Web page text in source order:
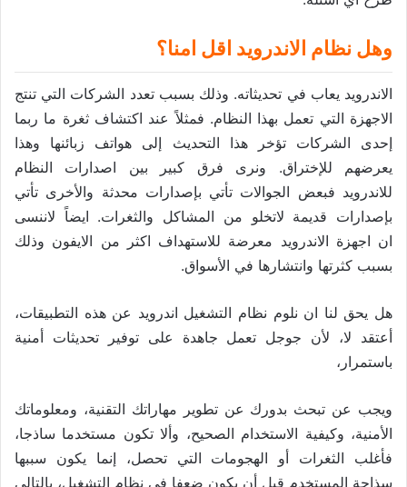
وهل نظام الاندرويد اقل امنا؟
الاندرويد يعاب في تحديثاته. وذلك بسبب تعدد الشركات التي تنتج
الاجهزة التي تعمل بهذا النظام. فمثلاً عند اكتشاف ثغرة ما ربما
إحدى الشركات تؤخر هذا التحديث إلى هواتف زبائنها وهذا
يعرضهم للإختراق. ونرى فرق كبير بين اصدارات النظام
للاندرويد فبعض الجوالات تأتي بإصدارات محدثة والأخرى تأتي
بإصدارات قديمة لاتخلو من المشاكل والثغرات. ايضاً لاننسى
ان اجهزة الاندرويد معرضة للاستهداف اكثر من الايفون وذلك
بسبب كثرتها وانتشارها في الأسواق.
هل يحق لنا ان نلوم نظام التشغيل اندرويد عن هذه التطبيقات،
أعتقد لا، لأن جوجل تعمل جاهدة على توفير تحديثات أمنية
باستمرار،
ويجب عن تبحث بدورك عن تطوير مهاراتك التقنية، ومعلوماتك
الأمنية، وكيفية الاستخدام الصحيح، وألا تكون مستخدما ساذجا،
فأغلب الثغرات أو الهجومات التي تحصل، إنما يكون سببها
سذاجة المستخدم قبل أن يكون ضعفا في نظام التشغيل، بالتالي